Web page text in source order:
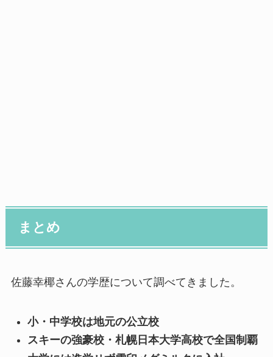
まとめ
佐藤幸椰さんの学歴について調べてきました。
小・中学校は地元の公立校
スキーの強豪校・札幌日本大学高校で全国制覇